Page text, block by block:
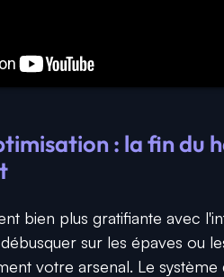
: la fin du
bien plus gratifiante avec
sur les épaves ou
votre arsenal. Le